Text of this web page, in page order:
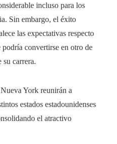
incluso para los
Sin embargo, el éxito
las expectativas respecto
podría convertirse en otro de
su carrera.
York reunirán a
estados estadounidenses
el atractivo